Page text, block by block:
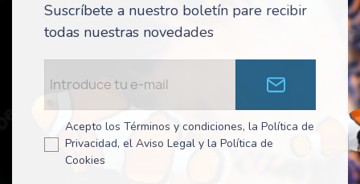
Suscríbete a nuestro boletín pare recibir
todas nuestras novedades
Acepto los Términos y condiciones, la Política de
Privacidad, el Aviso Legal y la Política de
Cookies